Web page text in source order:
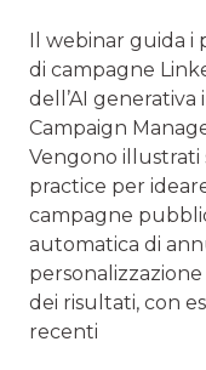
Il webinar guida
di campagne
dell’AI
Campaign
Vengono illustrati
practice per
campagne
automatica di
dei risultati, con
recenti